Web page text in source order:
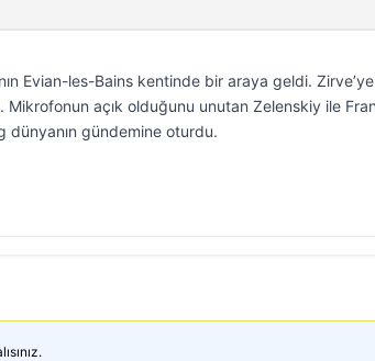
Evian-les-Bains kentinde bir araya geldi.
Mikrofonun açık olduğunu unutan Zelenskiy ile
dünyanın gündemine oturdu.